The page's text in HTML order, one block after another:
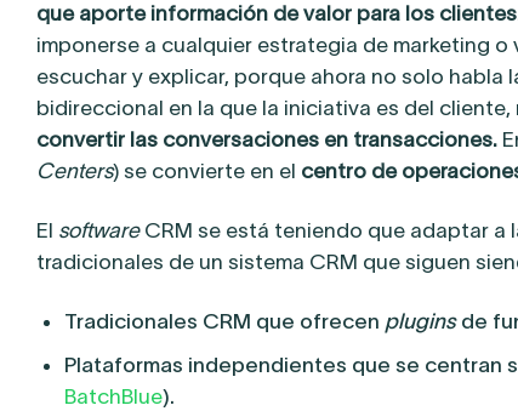
que aporte información de valor para los clientes
imponerse a cualquier estrategia de marketing
escuchar y explicar, porque ahora no solo
bidireccional en la que la iniciativa es del
convertir las conversaciones en transacciones.
Centers) se convierte en el centro de
El softwareCRM se está teniendo que adaptar a
tradicionales de un sistema CRM que siguen
Tradicionales CRM que ofrecen pluginsde
Plataformas independientes que se centran
BatchBlue).